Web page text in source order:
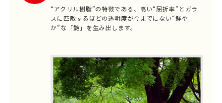
“アクリル樹脂”の特徴である、高い“屈折率”とガラ
スに匹敵するほどの透明度が今までにない“鮮や
か”な「艶」を生み出します。